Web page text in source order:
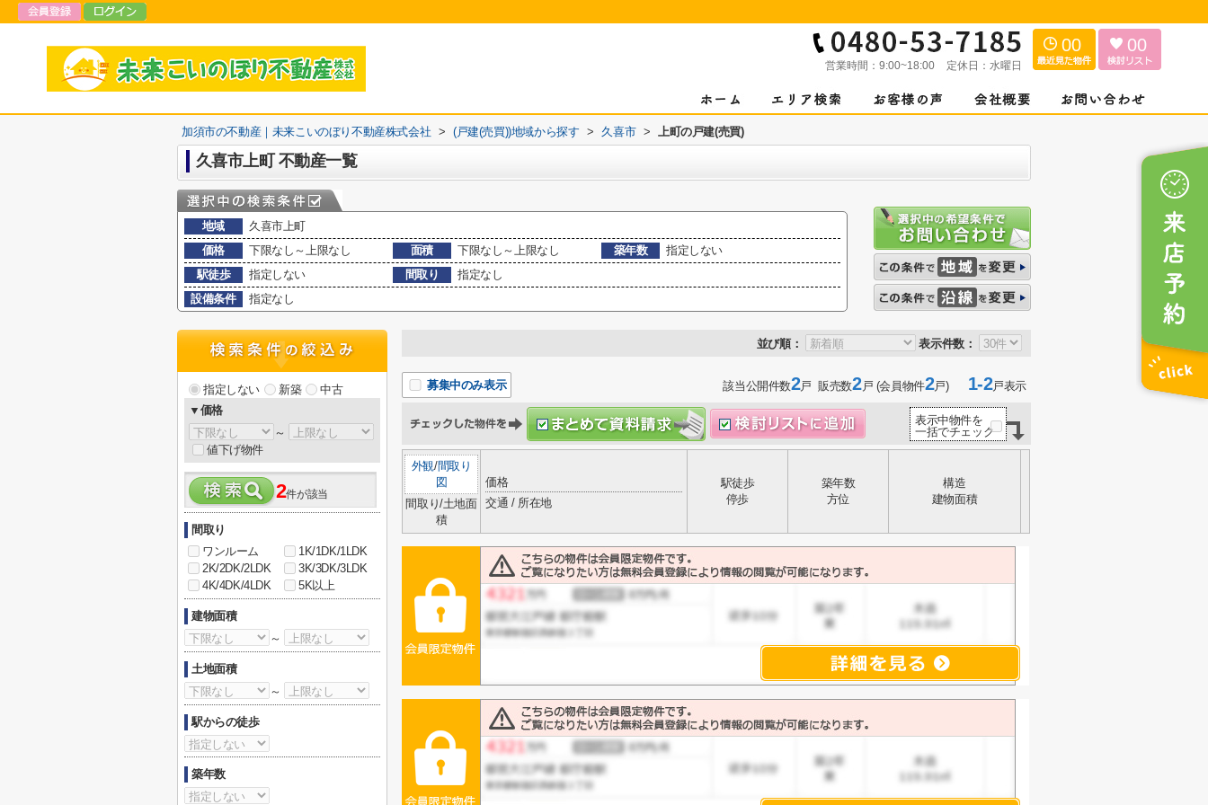
営業時間： 9:00~18:00 定休日： 水曜日
00 00
加須市の不動産｜未来こいのぼり不動産株式会社 > (戸建(売買))地域から探す > 久喜市 > 上町の戸建(売買)
久喜市上町 不動産一覧
地域
久喜市上町
価格
下限なし～上限なし 面積 下限なし～上限なし 築年数
指定しない
駅徒歩
指定しない 間取り
指定なし
設備条件
指定なし
並び順： 表示件数：
募集中のみ表示 該当公開件数2戸 販売数2戸 (会員物件2戸)1-2戸表示
表示中物件を
一括でチェック
外観/間取り
図
間取り/土地面
積
価格
交通 / 所在地
駅徒歩
停歩
築年数
方位
構造
建物面積
指定しない 新築
中古
▼価格
～
値下げ物件
2件が該当
間取り
ワンルーム
1K/1DK/1LDK
2K/2DK/2LDK
3K/3DK/3LDK
4K/4DK/4LDK
5K以上
建物面積
～
土地面積
～
駅からの徒歩
築年数